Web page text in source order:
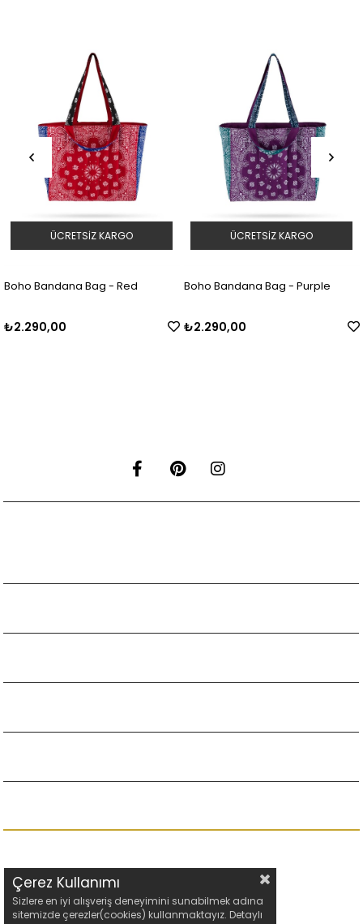
Bag - Red
ÜCRETSIZ KARGO
Boho Bandana Bag - Purple
₺2.290,00
ÜCRETSIZ KARGO
Çerez Kullanımı
Sizlere en iyi alışveriş deneyimini sunabilmek adına
sitemizde çerezler(cookies) kullanmaktayız. Detaylı